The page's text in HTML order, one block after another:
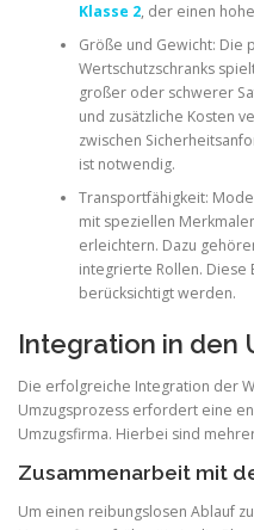
Klasse 2, der einen
Größe und Gewicht: Die
Wertschutzschranks
großer oder schwerer
und zusätzliche Kosten
zwischen
ist notwendig.
Transportfähigkeit:
mit speziellen
erleichtern. Dazu
integrierte Rollen. Diese
berücksichtigt werden.
Integration in den
Die erfolgreiche Integration der
Umzugsprozess erfordert eine
Umzugsfirma. Hierbei sind
Zusammenarbeit mit
Um einen reibungslosen Ablauf